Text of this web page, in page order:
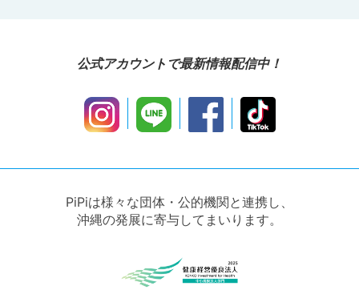
公式アカウントで最新情報配信中！
PiPiは様々な団体・公的機関と連携し、
沖縄の発展に寄与してまいります。